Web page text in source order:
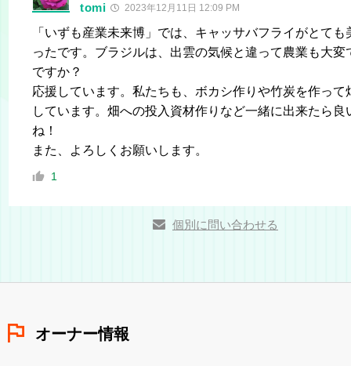
tomi 2023年12月11日 12:09 PM
「いずも産業未来博」では、キャッサバフライがとても
ったです。ブラジルは、出雲の気候と違って農業も大変
ですか？
応援しています。私たちも、ボカシ作りや竹炭を作って
しています。畑への投入資材作りなど一緒に出来たら良
ね！
また、よろしくお願いします。
1
個別に問い合わせる
オーナー情報